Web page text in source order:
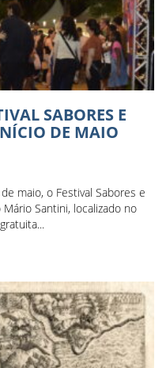
SABORES E
DE MAIO
maio, o Festival Sabores e
Santini, localizado no